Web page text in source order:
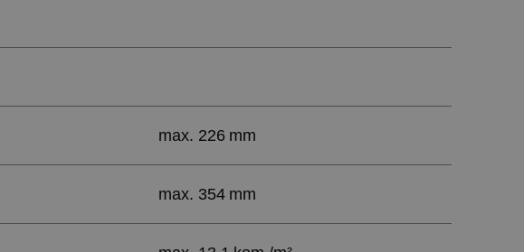
max. 226 mm
max. 354 mm